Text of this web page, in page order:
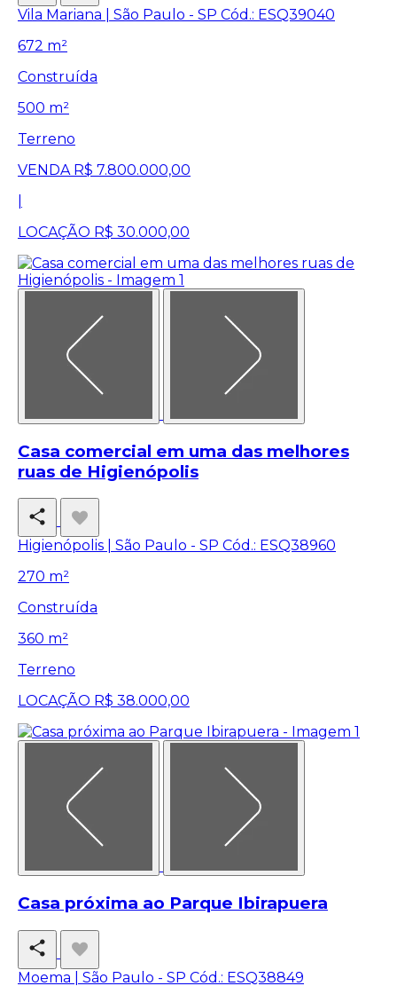
Vila Mariana | São Paulo - SP Cód.: ESQ39040
672 m²
Construída
500 m²
Terreno
VENDA R$ 7.800.000,00
LOCAÇÃO R$ 30.000,00
Casa comercial em uma das melhores
ruas de Higienópolis
Higienópolis | São Paulo - SP Cód.: ESQ38960
270 m²
Construída
360 m²
Terreno
LOCAÇÃO R$ 38.000,00
Casa próxima ao Parque Ibirapuera
Moema | São Paulo - SP Cód.: ESQ38849